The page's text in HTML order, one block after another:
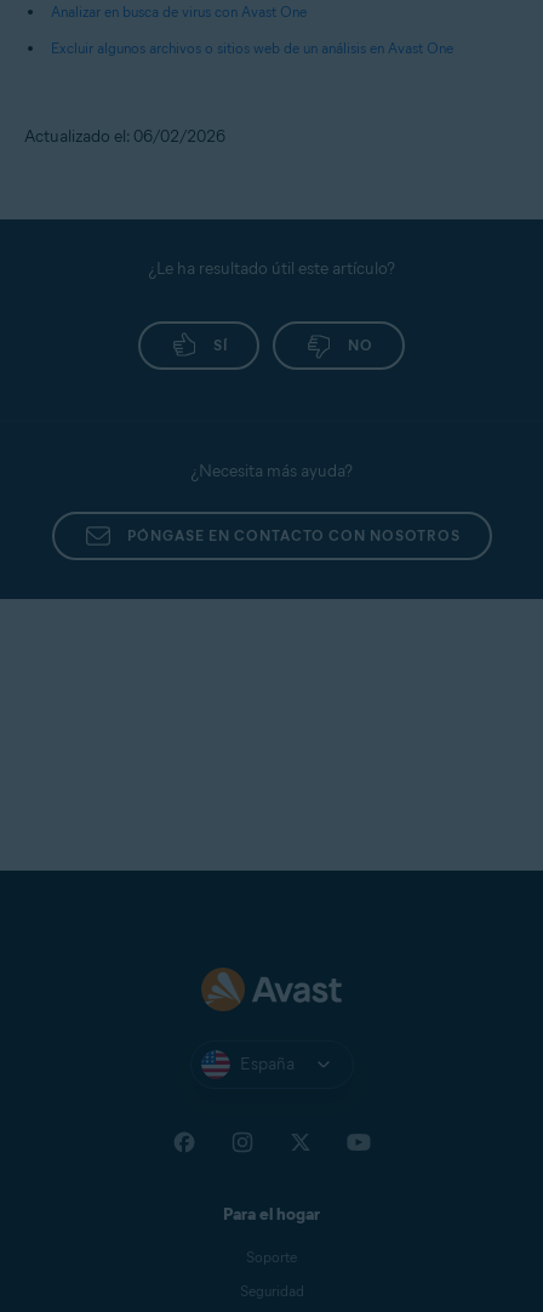
Analizar en busca de virus con Avast One
Excluir algunos archivos o sitios web de un análisis en Avast One
Actualizado el: 06/02/2026
¿Le ha resultado útil este artículo?
SÍ NO
¿Necesita más ayuda?
PÓNGASE EN CONTACTO CON NOSOTROS
España
Para el hogar
Soporte
Seguridad